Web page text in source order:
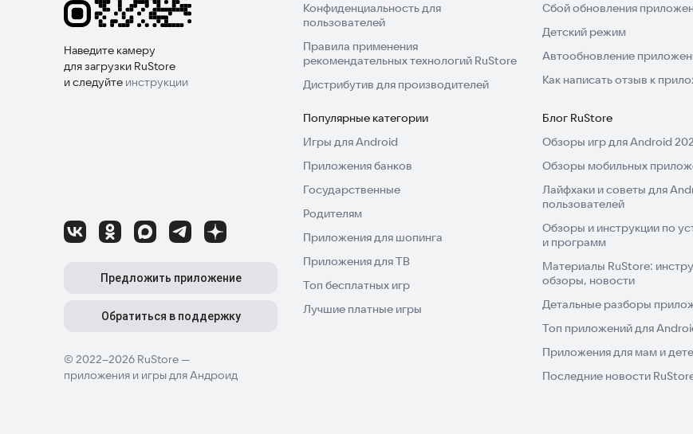
Наведите камеру
для загрузки RuStore
и следуйте инструкции
© 2022–2026 RuStore —
приложения и игры для Андроид
Предложить приложение
Обратиться в поддержку
Конфиденциальность для
пользователей
Правила применения
рекомендательных технологий RuStore
Дистрибутив для производителей
Сбой обновления
Детский режим
Автообновление
Как написать отзыв к
Популярные категории
Игры для Android
Приложения банков
Государственные
Родителям
Приложения для шопинга
Приложения для ТВ
Топ бесплатных игр
Лучшие платные игры
Блог RuStore
Обзоры игр для Android
Обзоры мобильных
Лайфхаки и советы для
пользователей
Обзоры и инструкции по
и программ
Материалы RuStore:
обзоры, новости
Детальные разборы
Топ приложений для
Приложения для мам и
Последние новости